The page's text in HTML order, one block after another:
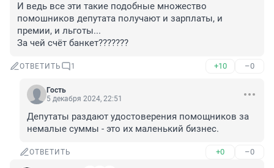
И ведь все эти такие подобные множество
помошников депутата получают и зарплаты, и
премии, и льготы...
За чей счёт банкет???????
ОТВЕТИТЬ 1 +10 –0
Гость
5 декабря 2024, 22:51
Депутаты раздают удостоверения помощников за
немалые суммы - это их маленький бизнес.
ОТВЕТИТЬ +0 –0